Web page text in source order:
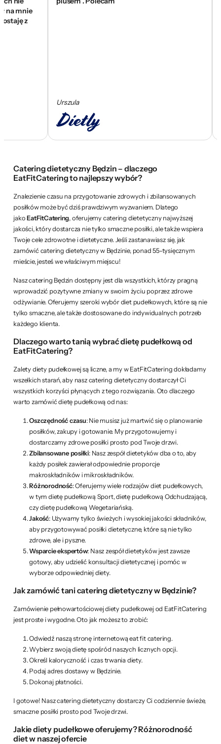
z
Urszula
Catering dietetyczny Będzin – dlaczego
EatFitCatering to najlepszy wybór?
Znalezienie czasu na przygotowanie zdrowych i zbilansowanych
posiłków może być dziś prawdziwym wyzwaniem. Dlatego
jakoEatFitCatering, oferujemy catering dietetyczny najwyższej
jakości, który dostarcza nie tylko smaczne posiłki, ale także wspiera
Twoje cele zdrowotne i dietetyczne. Jeśli zastanawiasz się, jak
zamówić catering dietetyczny w Będzinie, ponad 55-tysięcznym
mieście, jesteś we właściwym miejscu!
Nasz catering Będzin dostępny jest dla wszystkich, którzy pragną
wprowadzić pozytywne zmiany w swoim życiu poprzez zdrowe
odżywianie. Oferujemy szeroki wybór diet pudełkowych, które są nie
tylko smaczne, ale także dostosowane do indywidualnych potrzeb
każdego klienta.
Dlaczego warto tanią wybrać dietę pudełkową od
EatFitCatering?
Zalety diety pudełkowej są liczne, a my w EatFitCatering dokładamy
wszelkich starań, aby nasz catering dietetyczny dostarczył Ci
wszystkich korzyści płynących z tego rozwiązania. Oto dlaczego
warto zamówić dietę pudełkową od nas:
Oszczędność czasu: Nie musisz już martwić się o planowanie
posiłków, zakupy i gotowanie. My przygotowujemy i
dostarczamy zdrowe posiłki prosto pod Twoje drzwi.
Zbilansowane posiłki: Nasz zespół dietetyków dba o to, aby
każdy posiłek zawierał odpowiednie proporcje
makroskładników i mikroskładników.
Różnorodność: Oferujemy wiele rodzajów diet pudełkowych,
w tym dietę pudełkową Sport, dietę pudełkową Odchudzającą,
czy dietę pudełkową Wegetariańską.
Jakość: Używamy tylko świeżych i wysokiej jakości składników,
aby przygotowywać posiłki dietetyczne, które są nie tylko
zdrowe, ale i pyszne.
Wsparcie ekspertów: Nasz zespół dietetyków jest zawsze
gotowy, aby udzielić konsultacji dietetycznej i pomóc w
wyborze odpowiedniej diety.
Jak zamówić tani catering dietetyczny w Będzinie?
Zamówienie pełnowartościowej diety pudełkowej od EatFitCatering
jest proste i wygodne. Oto jak możesz to zrobić:
Odwiedź naszą stronę internetową eat fit catering.
Wybierz swoją dietę spośród naszych licznych opcji.
Określ kaloryczność i czas trwania diety.
Podaj adres dostawy w Będzinie.
Dokonaj płatności.
I gotowe! Nasz catering dietetyczny dostarczy Ci codziennie świeże,
smaczne posiłki prosto pod Twoje drzwi.
Jakie diety pudełkowe oferujemy? Różnorodność
diet w naszej ofercie